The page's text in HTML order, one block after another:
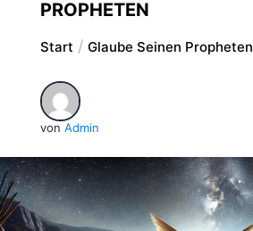
PROPHETEN
Start Glaube Seinen Propheten
von Admin